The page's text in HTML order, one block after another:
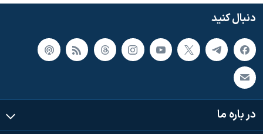
دنبال کنید
در باره ما